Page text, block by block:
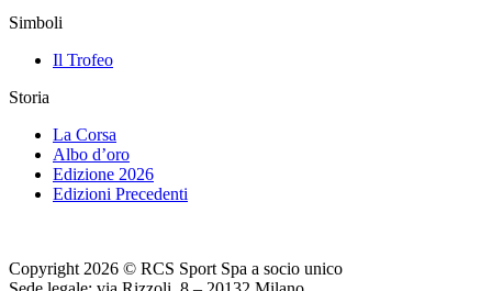
Simboli
Il Trofeo
Storia
La Corsa
Albo d’oro
Edizione 2026
Edizioni Precedenti
Copyright 2026 © RCS Sport Spa a socio unico